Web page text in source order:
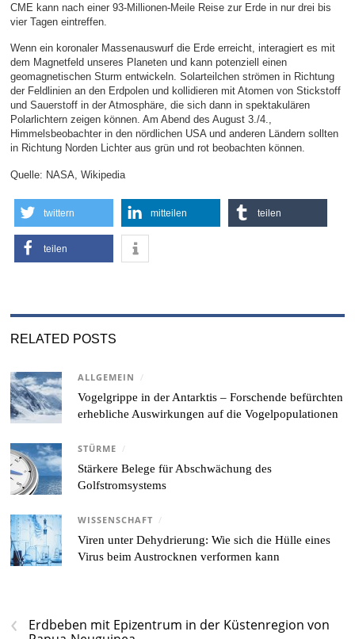
CME kann nach einer 93-Millionen-Meile Reise zur Erde in nur drei bis
vier Tagen eintreffen.
Wenn ein koronaler Massenauswurf die Erde erreicht, interagiert es mit
dem Magnetfeld unseres Planeten und kann potenziell einen
geomagnetischen Sturm entwickeln. Solarteilchen strömen in Richtung
der Feldlinien an den Erdpolen und kollidieren mit Atomen von Stickstoff
und Sauerstoff in der Atmosphäre, die sich dann in spektakulären
Polarlichtern zeigen können. Am Abend des August 3./4.,
Himmelsbeobachter in den nördlichen USA und anderen Ländern sollten
in Richtung Norden Lichter aus grün und rot beobachten können.
Quelle: NASA, Wikipedia
twittern mitteilen teilen
teilen
RELATED POSTS
ALLGEMEIN /
Vogelgrippe in der Antarktis – Forschende befürchten
erhebliche Auswirkungen auf die Vogelpopulationen
STÜRME /
Stärkere Belege für Abschwächung des
Golfstromsystems
WISSENSCHAFT /
Viren unter Dehydrierung: Wie sich die Hülle eines
Virus beim Austrocknen verformen kann
‹
Erdbeben mit Epizentrum in der Küstenregion von